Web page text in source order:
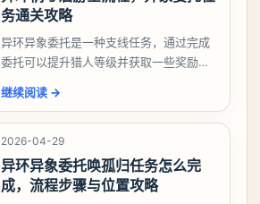
务通关攻略
异环异象委托是一种支线任务，通过完成
委托可以提升猎人等级并获取一些奖励，
么做，下面就来告诉大家。异环异象委托
祸兮洄游任务攻略
继续阅读 →
2026-04-29
异环异象委托唤孤归任务怎么完
成，流程步骤与位置攻略